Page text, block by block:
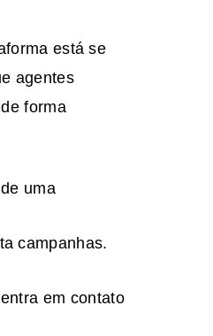
está se
agentes
forma
uma
campanhas.
em contato